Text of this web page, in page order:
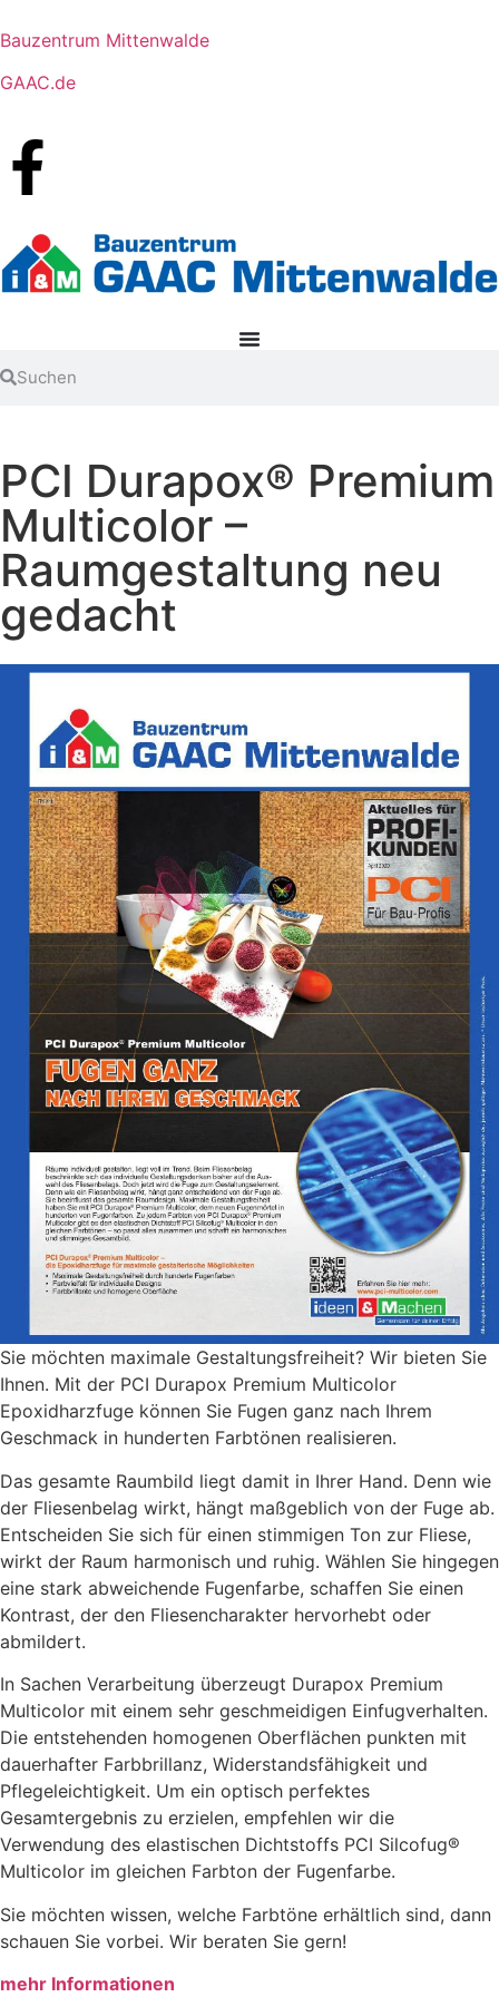
Bauzentrum Mittenwalde
GAAC.de
PCI Durapox® Premium
Multicolor –
Raumgestaltung neu
gedacht
Sie möchten maximale Gestaltungsfreiheit? Wir bieten Sie
Ihnen. Mit der PCI Durapox Premium Multicolor
Epoxidharzfuge können Sie Fugen ganz nach Ihrem
Geschmack in hunderten Farbtönen realisieren.
Das gesamte Raumbild liegt damit in Ihrer Hand. Denn wie
der Fliesenbelag wirkt, hängt maßgeblich von der Fuge ab.
Entscheiden Sie sich für einen stimmigen Ton zur Fliese,
wirkt der Raum harmonisch und ruhig. Wählen Sie hingegen
eine stark abweichende Fugenfarbe, schaffen Sie einen
Kontrast, der den Fliesencharakter hervorhebt oder
abmildert.
In Sachen Verarbeitung überzeugt Durapox Premium
Multicolor mit einem sehr geschmeidigen Einfugverhalten.
Die entstehenden homogenen Oberflächen punkten mit
dauerhafter Farbbrillanz, Widerstandsfähigkeit und
Pflegeleichtigkeit. Um ein optisch perfektes
Gesamtergebnis zu erzielen, empfehlen wir die
Verwendung des elastischen Dichtstoffs PCI Silcofug®
Multicolor im gleichen Farbton der Fugenfarbe.
Sie möchten wissen, welche Farbtöne erhältlich sind, dann
schauen Sie vorbei. Wir beraten Sie gern!
mehr Informationen